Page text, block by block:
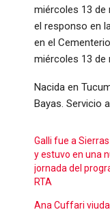
miércoles 13 de
el responso en
en el
miércoles 13 de
Nacida en
Bayas. Servicio
Galli fue a
y estuvo en una
jornada del
RTA
Ana Cuffari